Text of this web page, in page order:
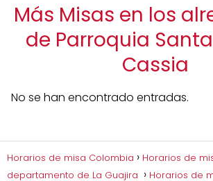
Más Misas en los
de Parroquia
Cassia
No se han encontrado entradas.
Horarios de misa Colombia
Horarios de
departamento de La Guajira
Horarios de